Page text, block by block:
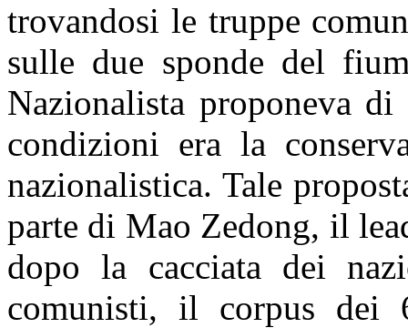
trovandosi le truppe
sulle due sponde del
Nazionalista proponeva
condizioni era la
nazionalistica. Tale
parte di Mao Zedong, il
dopo la cacciata dei
comunisti, il corpus dei